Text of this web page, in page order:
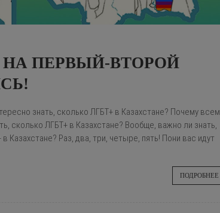
НА ПЕРВЫЙ-ВТОРОЙ
знать, сколько ЛГБТ+ в Казахстане? Почему всем
сколько ЛГБТ+ в Казахстане? Вообще, важно ли знать,
Казахстане? Раз, два, три, четыре, пять! Пони вас идут
ПОДРОБНЕЕ